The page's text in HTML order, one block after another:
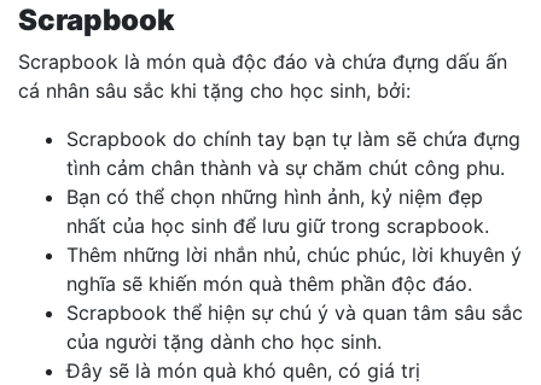
Scrapbook
Scrapbook là món quà độc đáo và chứa đựng dấu ấn
cá nhân sâu sắc khi tặng cho học sinh, bởi:
Scrapbook do chính tay bạn tự làm sẽ chứa đựng
tình cảm chân thành và sự chăm chút công phu.
Bạn có thể chọn những hình ảnh, kỷ niệm đẹp
nhất của học sinh để lưu giữ trong scrapbook.
Thêm những lời nhắn nhủ, chúc phúc, lời khuyên ý
nghĩa sẽ khiến món quà thêm phần độc đáo.
Scrapbook thể hiện sự chú ý và quan tâm sâu sắc
của người tặng dành cho học sinh.
Đây sẽ là món quà khó quên, có giá trị